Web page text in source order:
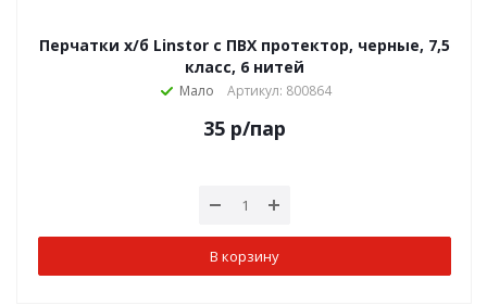
Перчатки х/б Linstor с ПВХ протектор, черные, 7,5
класс, 6 нитей
Мало Артикул: 800864
35 р/пар
В корзину